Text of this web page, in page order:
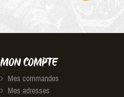
MON COMPTE
Mes commandes
Mes adresses